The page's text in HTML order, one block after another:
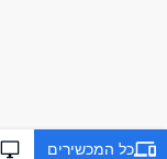
כל המכשירים